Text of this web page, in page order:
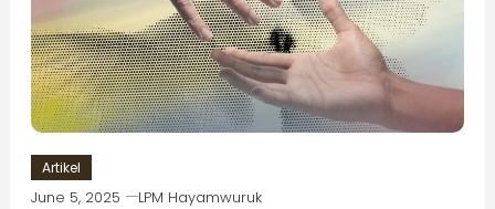
Artikel
June 5, 2025 LPM Hayamwuruk